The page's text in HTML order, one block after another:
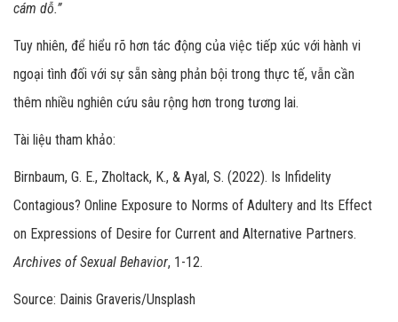
cám dỗ.”
Tuy nhiên, để hiểu rõ hơn tác động của việc tiếp xúc với hành vi
ngoại tình đối với sự sẵn sàng phản bội trong thực tế, vẫn cần
thêm nhiều nghiên cứu sâu rộng hơn trong tương lai.
Tài liệu tham khảo:
Birnbaum, G. E., Zholtack, K., & Ayal, S. (2022). Is Infidelity
Contagious? Online Exposure to Norms of Adultery and Its Effect
on Expressions of Desire for Current and Alternative Partners.
Archives of Sexual Behavior, 1-12.
Source: Dainis Graveris/Unsplash